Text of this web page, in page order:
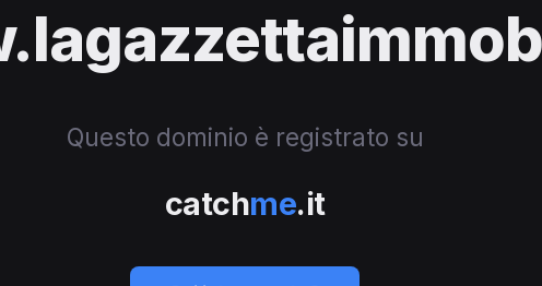
Questo dominio è registrato su
catchme.it